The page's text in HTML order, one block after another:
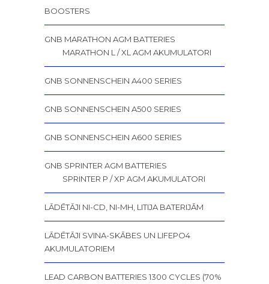
BOOSTERS
GNB MARATHON AGM BATTERIES
MARATHON L / XL AGM AKUMULATORI
GNB SONNENSCHEIN A400 SERIES
GNB SONNENSCHEIN A500 SERIES
GNB SONNENSCHEIN A600 SERIES
GNB SPRINTER AGM BATTERIES
SPRINTER P / XP AGM AKUMULATORI
LĀDĒTĀJI NI-CD, NI-MH, LITIJA BATERIJĀM
LĀDĒTĀJI SVINA-SKĀBES UN LIFEPO4
AKUMULATORIEM
LEAD CARBON BATTERIES 1300 CYCLES (70%